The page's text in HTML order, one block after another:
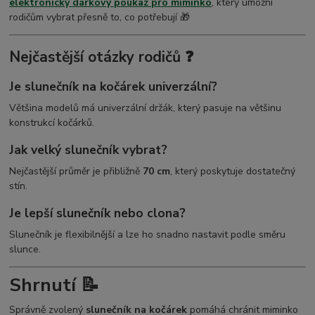
rodičům vybrat přesně to, co potřebují 🎁
Nejčastější otázky rodičů ❓
Je slunečník na kočárek univerzální?
Většina modelů má univerzální držák, který pasuje na většinu
konstrukcí kočárků.
Jak velký slunečník vybrat?
Nejčastější průměr je přibližně 70 cm, který poskytuje dostatečný
stín.
Je lepší slunečník nebo clona?
Slunečník je flexibilnější a lze ho snadno nastavit podle směru
slunce.
Shrnutí 📝
Správně zvolený slunečník na kočárek pomáhá chránit miminko